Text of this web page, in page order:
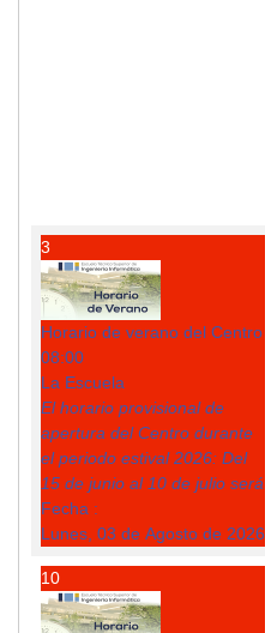
3
Horario de verano del Centro
08:00
La Escuela
El horario provisional de
apertura del Centro durante
el periodo estival 2026: Del
15 de junio al 10 de julio será
Fecha :
Lunes, 03 de Agosto de 2026
10